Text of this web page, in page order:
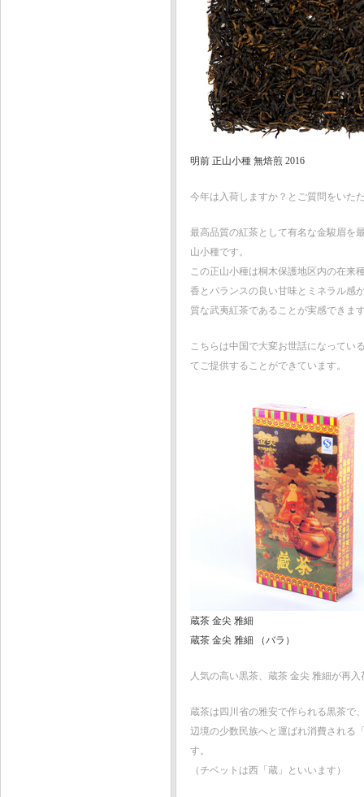
明前 正山小種 無焙煎 2016
今年は入荷しますか？とご質問をいた
最高品質の紅茶として有名な金駿眉を
山小種です。
この正山小種は桐木保護地区内の在来
香とバランスの良い甘味とミネラル感
質な武夷紅茶であることが実感できま
こちらは中国で大変お世話になってい
てご提供することができています。
蔵茶 金尖 雅細
蔵茶 金尖 雅細 （バラ）
人気の高い黒茶、蔵茶 金尖 雅細が再
蔵茶は四川省の雅安で作られる黒茶で
辺境の少数民族へと運ばれ消費される
す。
（チベットは西「蔵」といいます）